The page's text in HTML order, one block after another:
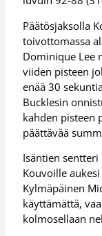
Päätösjaksolla
toivottomassa
Dominique Lee
viiden pisteen
enää 30
Bucklesin
kahden pisteen
päättävää
Isäntien
Kouvoille
Kylmäpäinen
käyttämättä,
kolmosellaan